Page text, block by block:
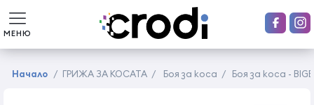
МЕНЮ
Начало / ГРИЖА ЗА КОСАТА / Боя за коса / Боя за коса -